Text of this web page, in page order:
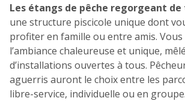
Les étangs de pêche regorgeant
une structure piscicole unique dont
profiter en famille ou entre amis.
l’ambiance chaleureuse et unique,
d’installations ouvertes à tous.
aguerris auront le choix entre les
libre-service, individuelle ou en groupe.